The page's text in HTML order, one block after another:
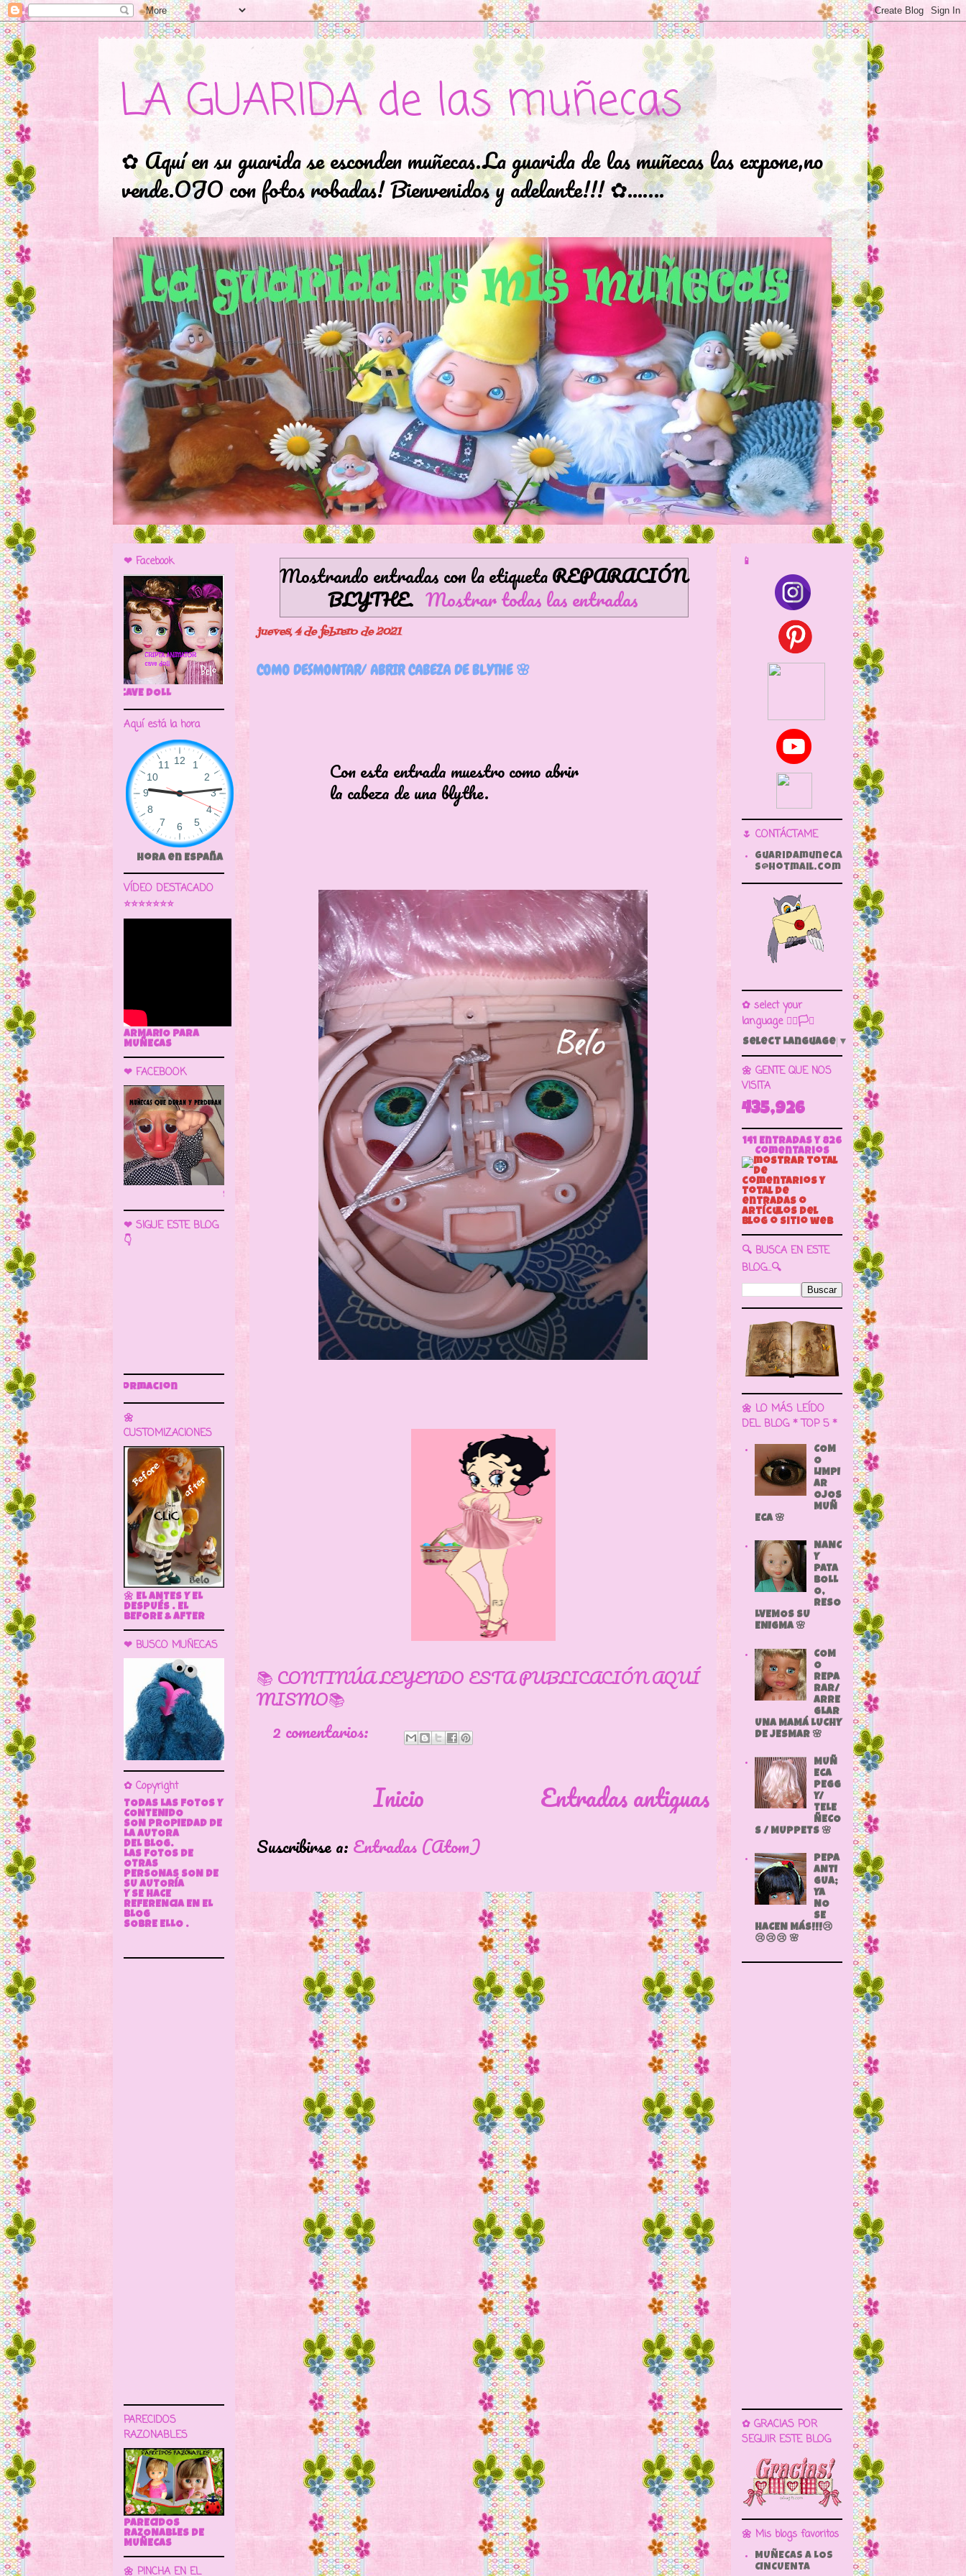
LA GUARIDA de las muñecas
✿ Aquí en su guarida se esconden muñecas.La guarida de las muñecas las expone,no
vende.OJO con fotos robadas! Bienvenidos y adelante!!! ✿...….
Mostrando entradas con la etiquetaREPARACIÓN
BLYTHE. Mostrar todas las entradas
jueves, 4 de febrero de 2021
COMO DESMONTAR/ ABRIR CABEZA DE BLYTHE 🌸
Con esta entrada muestro como abrir
la cabeza de una blythe.
📚 CONTINÚA LEYENDO ESTA PUBLICACIÓN AQUÍ
MISMO📚
2 comentarios:
Entradas antiguas
Inicio
Suscribirse a: Entradas (Atom)
❤ Facebook
🌼CRIPTA ANIMATOR CAVE DOLL
Aquí está la hora
Hora en España
VÍDEO DESTACADO
⭐⭐⭐⭐⭐⭐⭐
ARMARIO PARA
MUÑECAS
❤ FACEBOOK
🌼 LA CUEVA DE LAS MUÑECAS
❤ SIGUE ESTE BLOG
👇
Sigue este blog para más información
🌼
CUSTOMIZACIONES
🌼 EL ANTES Y EL
DESPUÉS . EL
BEFORE & AFTER
❤ BUSCO MUÑECAS
✿ Copyright
TODAS LAS FOTOS Y
CONTENIDO
SON PROPIEDAD DE
LA AUTORA
DEL BLOG.
LAS FOTOS DE
OTRAS
PERSONAS SON DE
SU AUTORÍA
Y SE HACE
REFERENCIA EN EL
BLOG
SOBRE ELLO .
PARECIDOS
RAZONABLES
PARECIDOS
RAZONABLES DE
MUÑECAS
🌼 PINCHA EN EL
📱
🌷 CONTÁCTAME
guaridamuneca
s@hotmail.com
✿ select your
language 🏳️‍🌈🏳️🏁
Select Language ▼
🌼 GENTE QUE NOS
VISITA
435,926
141 Entradas y 826
Comentarios
🔍 BUSCA EN ESTE
BLOG...🔍
🌼 LO MÁS LEÍDO
DEL BLOG * TOP 5 *
COM
O
LIMPI
AR
OJOS
MUÑ
ECA 🌸
NANC
Y
PATA
BOLL
O,
RESO
LVEMOS SU
ENIGMA 🌸
COM
O
REPA
RAR/
ARRE
GLAR
UNA MAMÁ LUCHY
DE JESMAR 🌸
MUÑ
ECA
PEGG
Y/
TELE
ÑECO
S / MUPPETS 🌸
PEPA
ANTI
GUA;
YA
NO
SE
HACEN MÁS!!!😢
😢😢😢 🌸
✿ GRACIAS POR
SEGUIR ESTE BLOG
🌼 Mis blogs favoritos
MUÑECAS A LOS
CINCUENTA